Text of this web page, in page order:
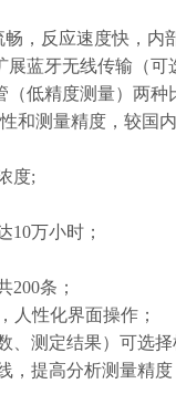
，反应速度快，内
蓝牙无线传输（可
低精度测量）两种
和测量精度，较国
度;
10万小时；
200条；
人性化界面操作；
、测定结果）可选择
，提高分析测量精